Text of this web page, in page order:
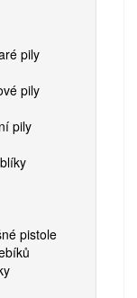
pily
pily
pily
pistole